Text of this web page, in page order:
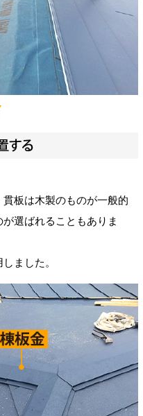
貫板は木製のものが一般的
選ばれることもありま
ました。